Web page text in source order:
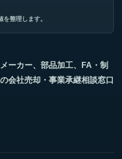
整理します。
ーカー、部品加工、FA・制
会社売却・事業承継相談窓口